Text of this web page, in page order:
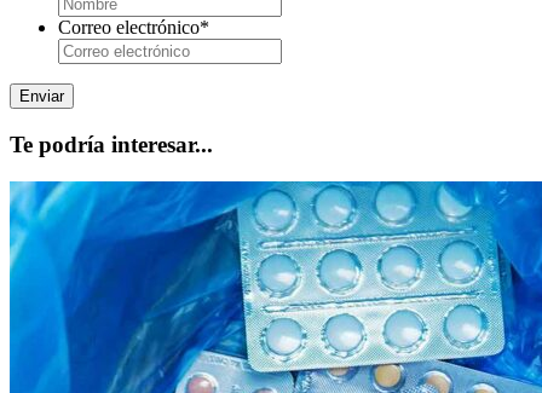
Correo electrónico*
Te podría interesar...